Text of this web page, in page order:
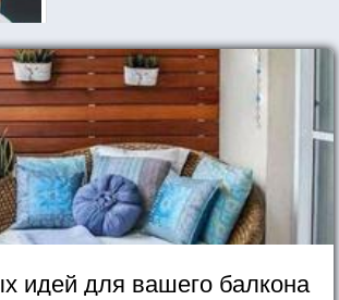
идей для вашего балкона